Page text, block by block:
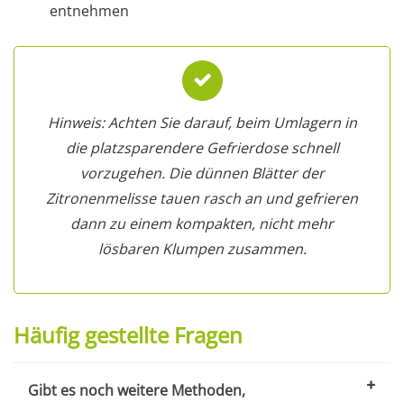
entnehmen
Hinweis: Achten Sie darauf, beim Umlagern in
die platzsparendere Gefrierdose schnell
vorzugehen. Die dünnen Blätter der
Zitronenmelisse tauen rasch an und gefrieren
dann zu einem kompakten, nicht mehr
lösbaren Klumpen zusammen.
Häufig gestellte Fragen
Gibt es noch weitere Methoden,